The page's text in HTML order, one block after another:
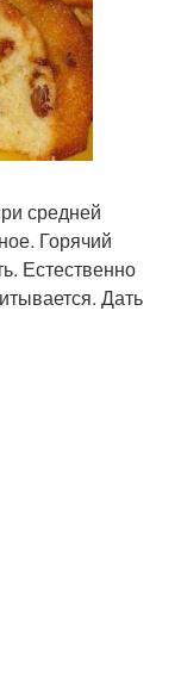
средней
Горячий
Естественно
Дать